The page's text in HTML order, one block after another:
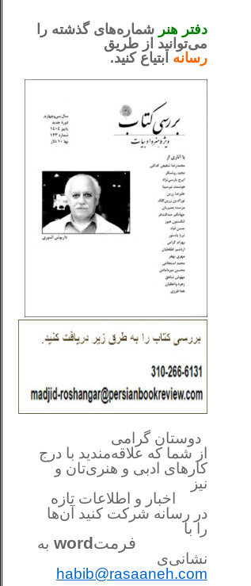
دفتر هنر شماره‌های گذشته را
می‌توانید از طریق
رسانه ابتیاع کنید.
دوستان گرامی
از شما که علاقه‌مندید با درج
کارهای‌ ادبی و هنری‌تان و
نیز
اخبار و اطلاعات تازه
در رسانه شرکت کنید آن‌ها
را با
فرمتword به
نشانی‌ی
habib@rasaaneh.com